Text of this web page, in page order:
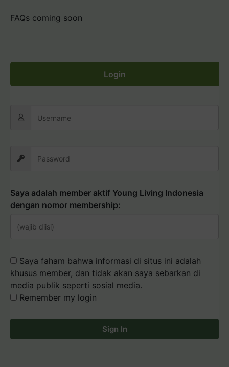
FAQs coming soon
Login
Saya adalah member aktif Young Living Indonesia
dengan nomor membership:
Saya faham bahwa informasi di situs ini adalah
khusus member, dan tidak akan saya sebarkan di
media publik seperti sosial media.
Remember my login
Sign In